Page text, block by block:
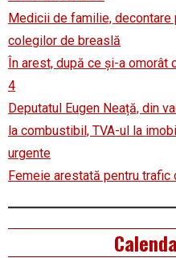
Medicii de familie,
colegilor de breaslă
În arest, după ce și-a omorât
4
Deputatul Eugen Neață, din
la combustibil, TVA-ul la
urgente
Femeie arestată pentru trafic